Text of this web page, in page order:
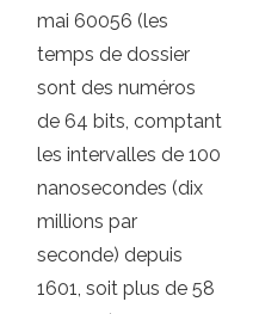
mai 60056 (les
temps de dossier
sont des numéros
de 64 bits, comptant
les intervalles de 100
nanosecondes (dix
millions par
seconde) depuis
1601, soit plus de 58